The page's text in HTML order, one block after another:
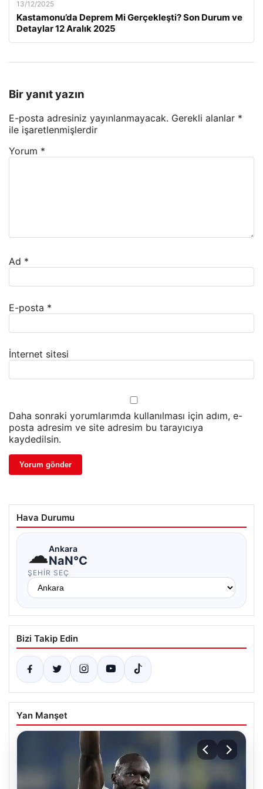
13/12/2025
Kastamonu’da Deprem Mi Gerçekleşti? Son Durum ve
Detaylar 12 Aralık 2025
Bir yanıt yazın
E-posta adresiniz yayınlanmayacak. Gerekli alanlar *
ile işaretlenmişlerdir
Yorum *
Ad *
E-posta *
İnternet sitesi
Daha sonraki yorumlarımda kullanılması için adım, e-
posta adresim ve site adresim bu tarayıcıya
kaydedilsin.
Hava Durumu
☁Ankara
NaN°C
ŞEHIR SEÇ
Bizi Takip Edin
Yan Manşet